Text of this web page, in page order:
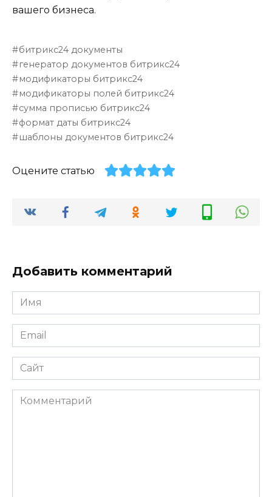
вашего бизнеса.
битрикс24 документы
генератор документов битрикс24
модификаторы битрикс24
модификаторы полей битрикс24
сумма прописью битрикс24
формат даты битрикс24
шаблоны документов битрикс24
Оцените статью
Добавить комментарий
Имя
*
Email
*
Сайт
Комментарий